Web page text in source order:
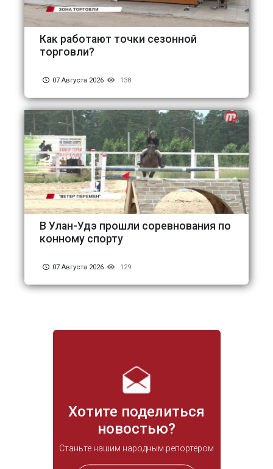
Хотите поделиться
новостью?
Станьте нашим народным репортером
Как работают точки сезонной
торговли?
07 Августа 2026 138
В Улан-Удэ прошли соревнования по
конному спорту
07 Августа 2026 129